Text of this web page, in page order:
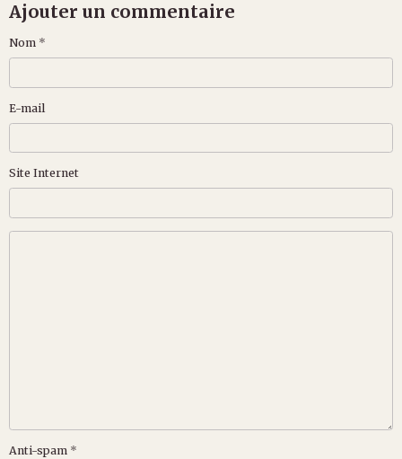
Ajouter un commentaire
Nom
E-mail
Site Internet
Anti-spam